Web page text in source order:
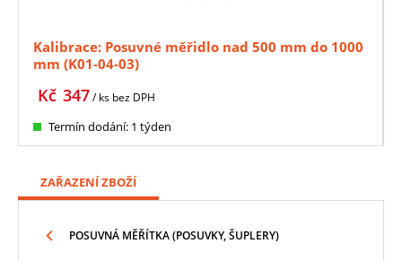
Kalibrace: Posuvné měřidlo nad 500 mm do 1000
mm (K01-04-03)
347
Kč / ks bez DPH
Termín dodání: 1 týden
ZAŘAZENÍ ZBOŽÍ
POSUVNÁ MĚŘÍTKA (POSUVKY, ŠUPLERY)